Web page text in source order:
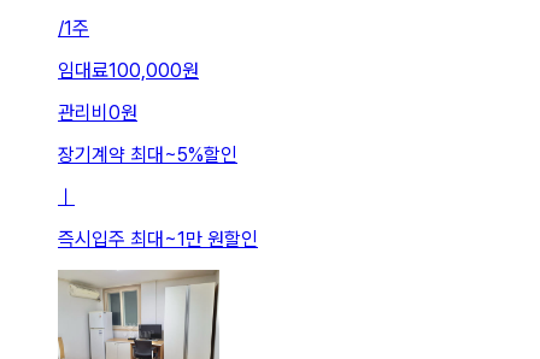
/1주
임대료100,000원
관리비 0원
장기계약 최대 ~5%할인
즉시입주 최대 ~1만 원할인